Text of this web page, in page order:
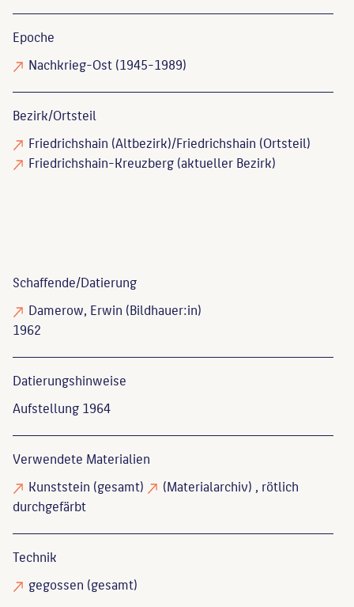
Epoche
Nachkrieg-Ost (1945-1989)
Bezirk/Ortsteil
Friedrichshain (Altbezirk)/Friedrichshain (Ortsteil)
Friedrichshain-Kreuzberg (aktueller Bezirk)
Schaffende/Datierung
Damerow, Erwin (Bildhauer:in)
1962
Datierungs­hinweise
Aufstellung 1964
Verwendete Materialien
Kunststein (gesamt) (Materialarchiv) , rötlich
durchgefärbt
Technik
gegossen (gesamt)